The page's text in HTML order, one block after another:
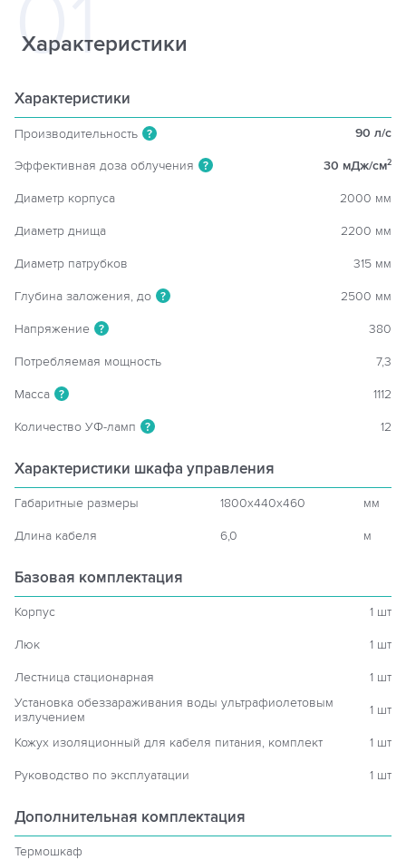
Характеристики
Характеристики
Производительность ? 90 л/c
Эффективная доза облучения ? 30 мДж/см2
Диаметр корпуса 2000 мм
Диаметр днища 2200 мм
Диаметр патрубков 315 мм
Глубина заложения, до ? 2500 мм
Напряжение ? 380
Потребляемая мощность 7,3
Масса ? 1112
Количество УФ-ламп ? 12
Характеристики шкафа управления
Габаритные размеры 1800x440x460 мм
Длина кабеля 6,0 м
Базовая комплектация
Корпус 1 шт
Люк 1 шт
Лестница стационарная
1 шт
Установка обеззараживания воды ультрафиолетовым
излучением
1 шт
Кожух изоляционный для кабеля питания, комплект 1 шт
Руководство по эксплуатации 1 шт
Дополнительная комплектация
Термошкаф